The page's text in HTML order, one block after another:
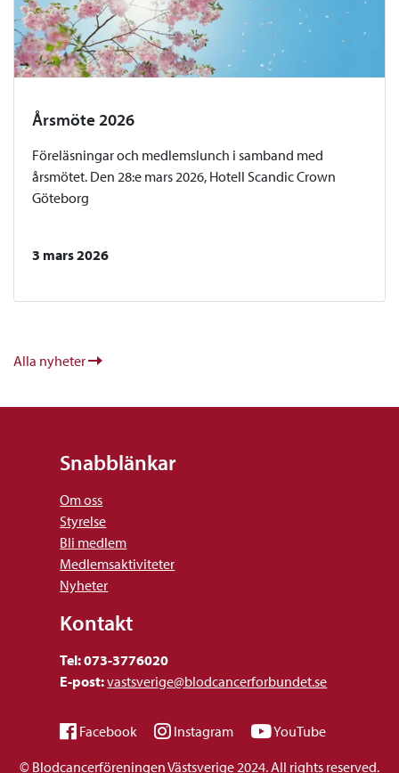
Årsmöte 2026
Föreläsningar och medlemslunch i samband med
årsmötet. Den 28:e mars 2026, Hotell Scandic Crown
Göteborg
3 mars 2026
Alla nyheter
Snabblänkar
Om oss
Styrelse
Bli medlem
Medlemsaktiviteter
Nyheter
Kontakt
Tel: 073-3776020
E-post:vastsverige@blodcancerforbundet.se
Facebook Instagram
YouTube
© Blodcancerföreningen Västsverige 2024. All rights reserved.